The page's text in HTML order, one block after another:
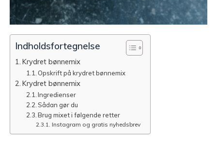
Indholdsfortegnelse
Krydret bønnemix
Opskrift på krydret bønnemix
Krydret bønnemix
Ingredienser
Sådan gør du
Brug mixet i følgende retter
Instagram og gratis nyhedsbrev